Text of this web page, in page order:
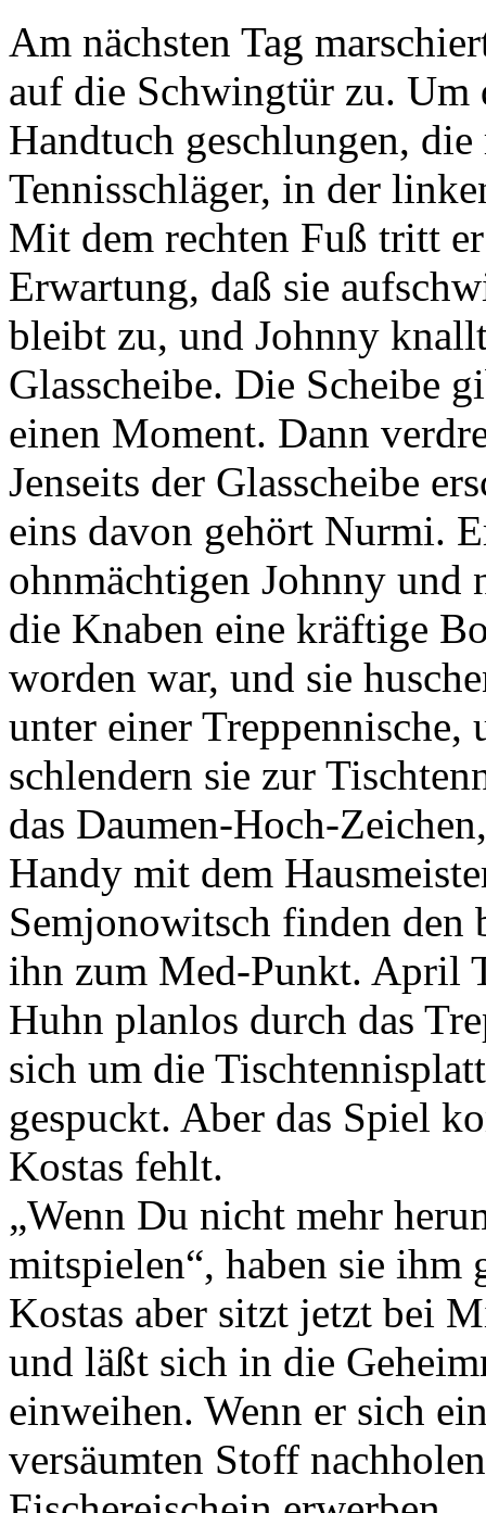
Am nächsten Tag
auf die Schwingtür zu. Um
Handtuch geschlungen,
Tennisschläger, in der
Mit dem rechten Fuß tritt
Erwartung, daß sie
bleibt zu, und Johnny
Glasscheibe. Die Scheibe
einen Moment. Dann
Jenseits der Glasscheibe
eins davon gehört Nurmi.
ohnmächtigen Johnny und
die Knaben eine kräftige
worden war, und sie
unter einer Treppennische,
schlendern sie zur
das Daumen-Hoch-
Handy mit dem
Semjonowitsch finden den
ihn zum Med-Punkt. April
Huhn planlos durch das
sich um die
gespuckt. Aber das Spiel
Kostas fehlt.
„Wenn Du nicht mehr
mitspielen“, haben sie ihm
Kostas aber sitzt jetzt bei
und läßt sich in die
einweihen. Wenn er sich
versäumten Stoff